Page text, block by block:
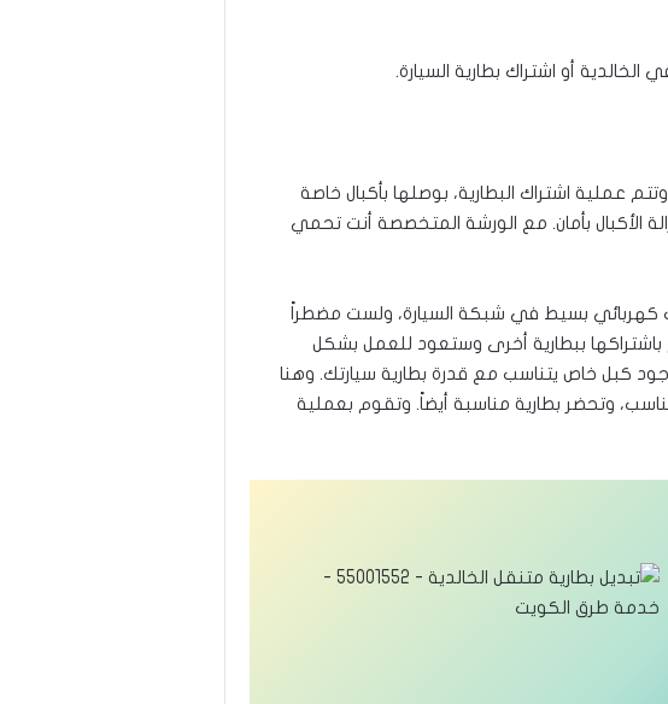
أو اشتراك بطارية السيارة.
عملية اشتراك البطارية، بوصلها بأكبال خاصة
الأكبال بأمان. مع الورشة المتخصصة أنت تحمي
كهربائي بسيط في شبكة السيارة، ولست مضطراً
ببطارية أخرى وستعود للعمل بشكل
كبل خاص يتناسب مع قدرة بطارية سيارتك. وهنا
وتحضر بطارية مناسبة أيضاً. وتقوم بعملية